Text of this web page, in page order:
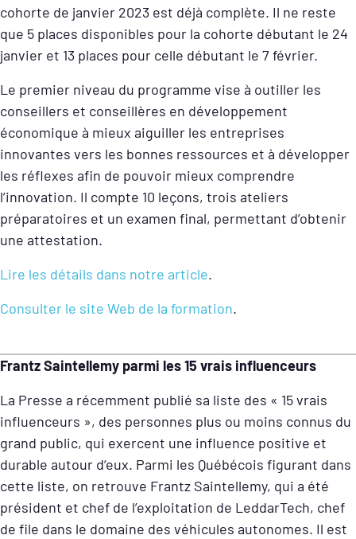
cohorte de janvier 2023 est déjà complète. Il ne reste
que 5 places disponibles pour la cohorte débutant le 24
janvier et 13 places pour celle débutant le 7 février.
Le premier niveau du programme vise à outiller les
conseillers et conseillères en développement
économique à mieux aiguiller les entreprises
innovantes vers les bonnes ressources et à développer
les réflexes afin de pouvoir mieux comprendre
l’innovation. Il compte 10 leçons, trois ateliers
préparatoires et un examen final, permettant d’obtenir
une attestation.
Lire les détails dans notre article.
Consulter le site Web de la formation.
Frantz Saintellemy parmi les 15 vrais influenceurs
La Presse a récemment publié sa liste des « 15 vrais
influenceurs », des personnes plus ou moins connus du
grand public, qui exercent une influence positive et
durable autour d’eux. Parmi les Québécois figurant dans
cette liste, on retrouve Frantz Saintellemy, qui a été
président et chef de l’exploitation de LeddarTech, chef
de file dans le domaine des véhicules autonomes. Il est